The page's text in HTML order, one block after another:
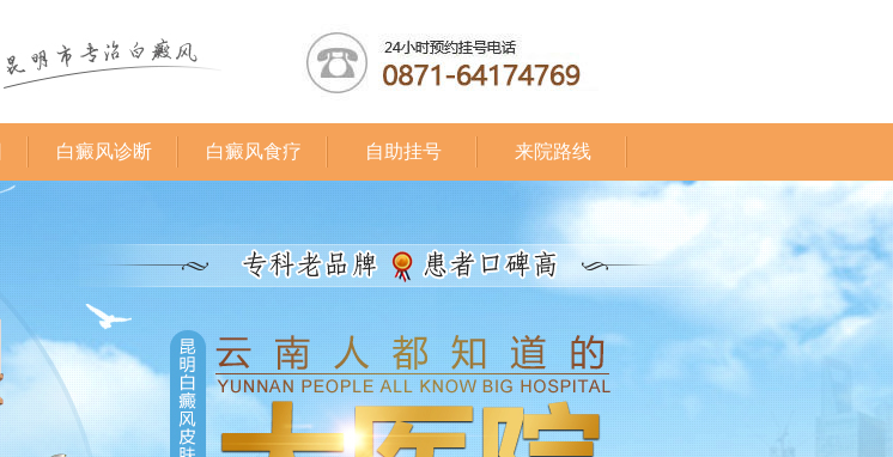
白癜风诊断 白癜风食疗 自助挂号 来院路线